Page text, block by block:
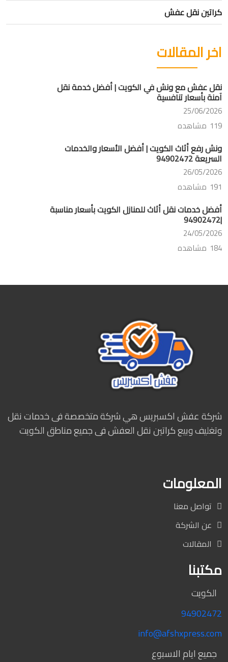
كراتين نقل عفش
اخر المقالات
نقل عفش مع ونش في الكويت | أفضل خدمة نقل
آمنة بأسعار تنافسية
25/06/2026
119 مشاهده
ونش رفع أثاث الكويت | أفضل الأسعار والخدمات
السريعة 94902472
26/05/2026
191 مشاهده
أفضل خدمات نقل أثاث للمنازل الكويت بأسعار مناسبة
|94902472
24/05/2026
184 مشاهده
شركة عفش اكسبريس هي شركة متخصصة فى خدمات نقل
وتغليف وبيع كراتين نقل العفش فى جميع مناطق الكويت
المعلومات
تواصل معنا
عن الشركة
المقالات
مكتبنا
الكويت
94902472
info@afshxpress.com
جميع ايام الاسبوع